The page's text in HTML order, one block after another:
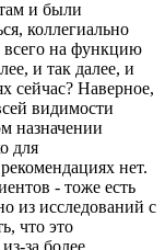
и были
коллегиально
всего на функцию
и так далее, и
сейчас? Наверное,
видимости
назначении
для
нет.
- тоже есть
из исследований с
что это
за более